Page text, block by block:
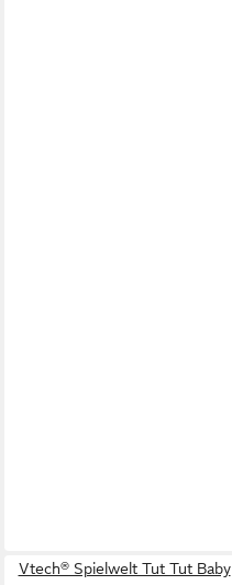
Vtech® Spielwelt Tut Tut Baby